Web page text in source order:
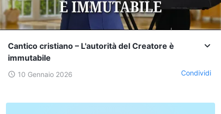
Cantico cristiano – L'autorità del Creatore è
immutabile
10 Gennaio 2026 Condividi